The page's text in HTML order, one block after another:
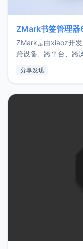
ZMark书签管理器
ZMark是由xiaoz开发
跨设备、跨平台、跨
用，让管理更高效。
分享发现